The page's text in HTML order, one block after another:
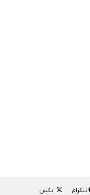
تلگرام ایکس